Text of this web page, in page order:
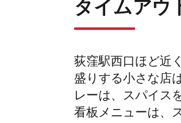
タイムアウ
荻窪駅西口ほど近
盛りする小さな店
レーは、スパイス
看板メニューは、